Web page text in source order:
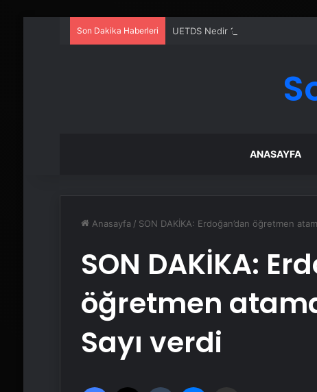
Son Dakika Haberleri UETDS Nedir ? Uetds.com İle Akıllı
ANASAYFA
Anasayfa / SON DAKİKA: Erdoğan’dan öğretmen
SON DAKİKA:
öğretmen
Sayı verdi
Facebook Tumblr